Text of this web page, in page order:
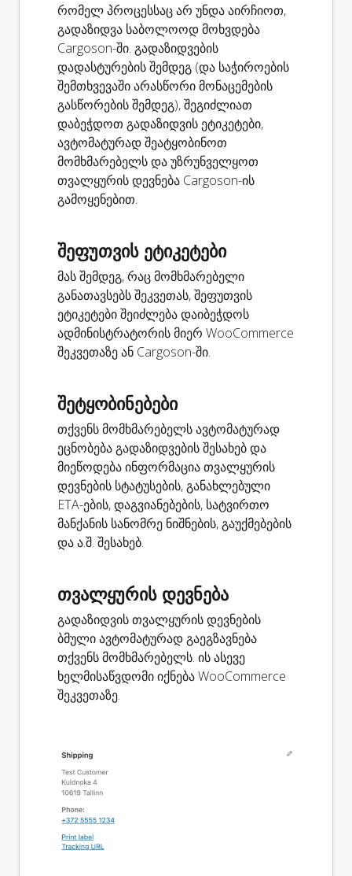
რომელ პროცესსაც არ უნდა აირჩიოთ,
გადაზიდვა საბოლოოდ მოხვდება
Cargoson-ში. გადაზიდვების
დადასტურების შემდეგ (და საჭიროების
შემთხვევაში არასწორი მონაცემების
გასწორების შემდეგ), შეგიძლიათ
დაბეჭდოთ გადაზიდვის ეტიკეტები,
ავტომატურად შეატყობინოთ
მომხმარებელს და უზრუნველყოთ
თვალყურის დევნება Cargoson-ის
გამოყენებით.
შეფუთვის ეტიკეტები
მას შემდეგ, რაც მომხმარებელი
განათავსებს შეკვეთას, შეფუთვის
ეტიკეტები შეიძლება დაიბეჭდოს
ადმინისტრატორის მიერ WooCommerce
შეკვეთაზე ან Cargoson-ში.
შეტყობინებები
თქვენს მომხმარებელს ავტომატურად
ეცნობება გადაზიდვების შესახებ და
მიეწოდება ინფორმაცია თვალყურის
დევნების სტატუსების, განახლებული
ETA-ების, დაგვიანებების, სატვირთო
მანქანის სანომრე ნიშნების, გაუქმებების
და ა.შ. შესახებ.
თვალყურის დევნება
გადაზიდვის თვალყურის დევნების
ბმული ავტომატურად გაეგზავნება
თქვენს მომხმარებელს. ის ასევე
ხელმისაწვდომი იქნება WooCommerce
შეკვეთაზე.